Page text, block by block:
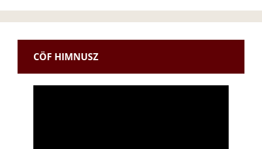
CÖF HIMNUSZ